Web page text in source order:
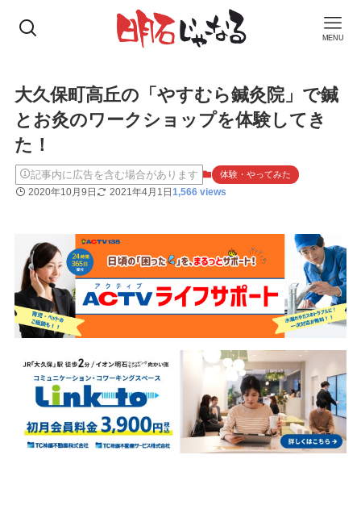
MENU
大久保町高丘の「やすむら鍼灸院」で鍼
とお灸のワークショップを体験してき
た！
記事内に広告を含む場合があります 体験・やってみた
2020年10月9日 2021年4月1日1,566 views